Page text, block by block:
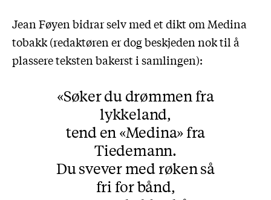
Jean Føyen bidrar selv med et dikt om Medina
tobakk (redaktøren er dog beskjeden nok til å
plassere teksten bakerst i samlingen):
Søker du drømmen fra
lykkeland,
tend en «Medina» fra
Tiedemann.
Du svever med røken så
fri for bånd,